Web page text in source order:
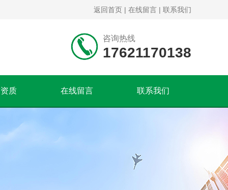
返回首页 | 在线留言 | 联系我们
咨询热线
17621170138
质 在线留言 联系我们